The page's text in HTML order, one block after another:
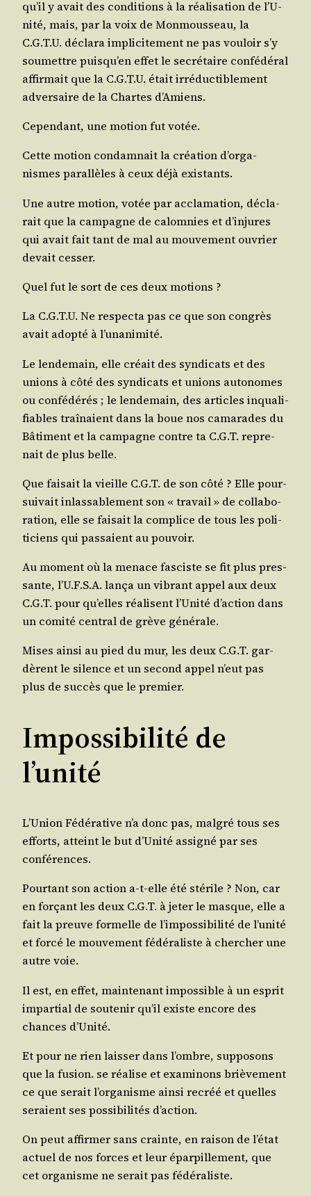
qu’il y avait des condi­tions à la réa­li­sa­tion de l’U­
ni­té, mais, par la voix de Mon­mous­seau, la
C.G.T.U. décla­ra impli­ci­te­ment ne pas vou­loir s’y
sou­mettre puis­qu’en effet le secré­taire confé­dé­ral
affir­mait que la C.G.T.U. était irré­duc­ti­ble­ment
adver­saire de la Chartes d’Amiens.
Cepen­dant, une motion fut votée.
Cette motion condam­nait la créa­tion d’or­ga­
nismes paral­lèles à ceux déjà existants.
Une autre motion, votée par accla­ma­tion, décla­
rait que la cam­pagne de calom­nies et d’in­jures
qui avait fait tant de mal au mou­ve­ment ouvrier
devait cesser.
Quel fut le sort de ces deux motions ?
La C.G.T.U. Ne res­pec­ta pas ce que son congrès
avait adop­té à l’unanimité.
Le len­de­main, elle créait des syn­di­cats et des
unions à côté des syn­di­cats et unions auto­nomes
ou confé­dé­rés ; le len­de­main, des articles inqua­li­
fiables traî­naient dans la boue nos cama­rades du
Bâti­ment et la cam­pagne contre ta C.G.T. repre­
nait de plus belle.
Que fai­sait la vieille C.G.T. de son côté ? Elle pour­
sui­vait inlas­sa­ble­ment son « tra­vail » de col­la­bo­
ra­tion, elle se fai­sait la com­plice de tous les poli­
ti­ciens qui pas­saient au pouvoir.
Au moment où la menace fas­ciste se fit plus pres­
sante, l’U.F.S.A. lan­ça un vibrant appel aux deux
C.G.T. pour qu’elles réa­lisent l’U­ni­té d’ac­tion dans
un comi­té cen­tral de grève générale.
Mises ain­si au pied du mur, les deux C.G.T. gar­
dèrent le silence et un second appel n’eut pas
plus de suc­cès que le premier.
Impossibilité de
l’unité
L’U­nion Fédé­ra­tive n’a donc pas, mal­gré tous ses
efforts, atteint le but d’U­ni­té assi­gné par ses
conférences.
Pour­tant son action a‑t-elle été sté­rile ? Non, car
en for­çant les deux C.G.T. à jeter le masque, elle a
fait la preuve for­melle de l’im­pos­si­bi­li­té de l’u­ni­té
et for­cé le mou­ve­ment fédé­ra­liste à cher­cher une
autre voie.
Il est, en effet, main­te­nant impos­sible à un esprit
impar­tial de sou­te­nir qu’il existe encore des
chances d’Unité.
Et pour ne rien lais­ser dans l’ombre, sup­po­sons
que la fusion. se réa­lise et exa­mi­nons briè­ve­ment
ce que serait l’or­ga­nisme ain­si recréé et quelles
seraient ses pos­si­bi­li­tés d’action.
On peut affir­mer sans crainte, en rai­son de l’é­tat
actuel de nos forces et leur épar­pille­ment, que
cet orga­nisme ne serait pas fédéraliste.